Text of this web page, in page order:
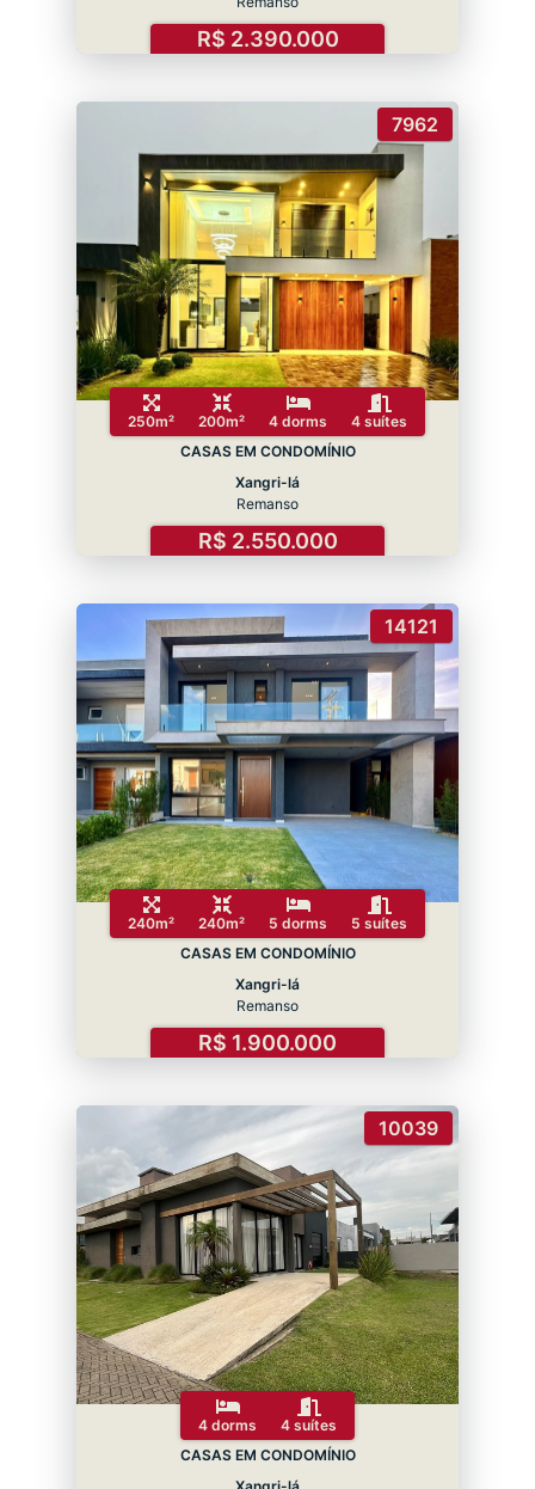
R$ 2.390.000
7962
250m² 200m² 4 dorms
4 suítes
CASAS EM CONDOMÍNIO
Xangri-lá
Remanso
R$ 2.550.000
14121
240m² 240m² 5 dorms
5 suítes
CASAS EM CONDOMÍNIO
Xangri-lá
Remanso
R$ 1.900.000
10039
4 dorms
4 suítes
CASAS EM CONDOMÍNIO